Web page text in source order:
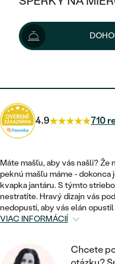
KOMBINOVANÉ
PODĽA ŠTÝLU
ETERNITY
VINTAGE
NETRADIČNÉ
POSTRANNÉ
HALO
VINTAGE
SET
NETRADIČNÉ
ZOSTAVTE SI PRSTEŇ
VÝPREDAJ
ŠPERKY ČO
PODĽA TYPU
NÁUŠNICE
PRSTENE
PRÍVESKY
NÁRAMKY
SETY
PÁNSKE ŠPERKY
PLATINOVÉ
NAPICHOVACIE
KRUHOVÉ
MINIMALISTICKÉ
VISIACE
SOLITÉR
V TVARE SRDCA
ZLATÉ
STRIEBORNÉ
PODĽA ŠTÝLU
SOLITÉR
NARODENIE
SO ZNAMENÍM
MINIMALISTICKÉ
VÝPREDAJ
ZLATÉ
STRIEBORNÉ
PODĽA ŠTÝLU
ETERNITY
82 €
4.9 710
Máte mašľu, aby vás našli? Že
peknú mašľu máme - dokonca
kvapka jantáru. S týmto
nestratíte. Hravý dizajn vás
nedopustí, aby vás elán
VIAC INFORMÁCIÍ
Chcete